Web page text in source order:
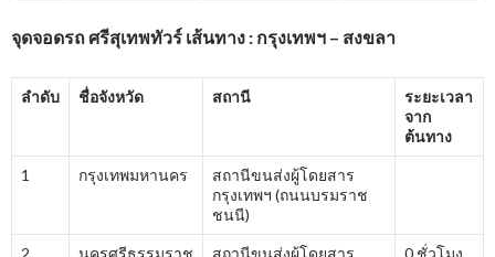
จุดจอดรถ ศรีสุเทพทัวร์ เส้นทาง : กรุงเทพฯ – สงขลา
ลำดับ ชื่อจังหวัด สถานี
ระยะเวลา
จาก
ต้นทาง
1 กรุงเทพมหานคร
สถานีขนส่งผู้โดยสาร
กรุงเทพฯ (ถนนบรมราช
ชนนี)
2 นครศรีธรรมราช
สถานีขนส่งผู้โดยสาร
0 ชั่วโมง